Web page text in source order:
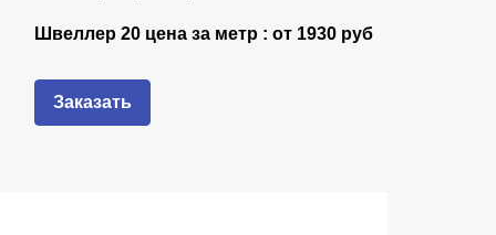
Швеллер 20 цена за метр : от 1930 руб
Заказать